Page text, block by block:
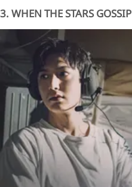
3. WHEN THE STARS GOSSIP